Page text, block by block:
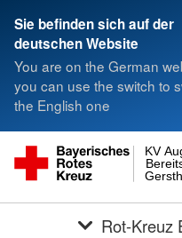
Sie befinden sich auf der
deutschen Website
You are on the German
you can use the switch to
the English one
KV
Rot-Kreuz